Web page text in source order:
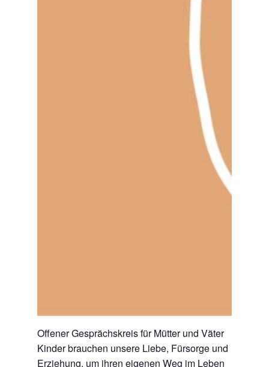
Offener Gesprächskreis für Mütter und Väter
Kinder brauchen unsere Liebe, Fürsorge und
Erziehung, um ihren eigenen Weg im Leben